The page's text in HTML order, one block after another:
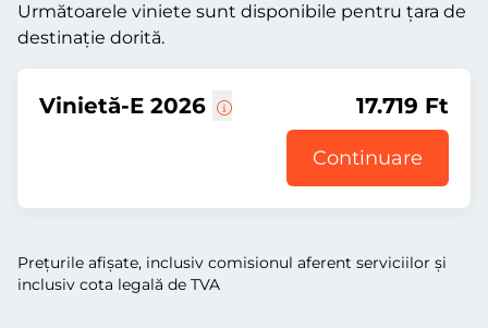
Următoarele viniete sunt disponibile pentru țara de
destinație dorită.
Vinietă-E 2026 17.719 Ft
Continuare
Preţurile afişate, inclusiv comisionul aferent serviciilor și
inclusiv cota legală de TVA